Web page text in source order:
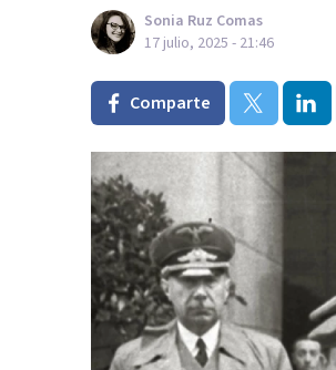
Sonia Ruz Comas
17 julio, 2025 - 21:46
Comparte